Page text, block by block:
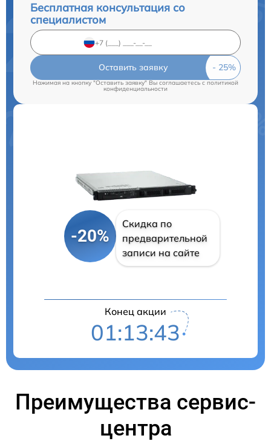
Бесплатная консультация со
специалистом
Оставить заявку
Нажимая на кнопку "Оставить заявку" Вы соглашаетесь c политикой
конфиденциальности
-20%
Скидка по
предварительной
записи на сайте
Конец акции
01:13:43
Преимущества сервис-
центра